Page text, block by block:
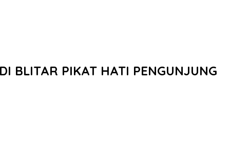
BLITAR PIKAT HATI PENGUNJUNG